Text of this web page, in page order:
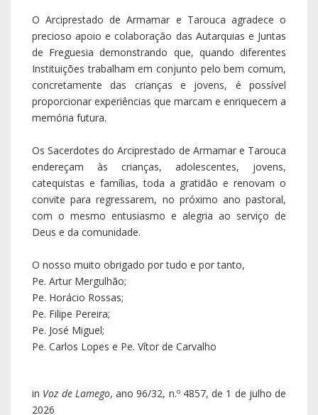
O Arciprestado de Armamar e Tarouca agradece o
precioso apoio e colaboração das Autarquias e Juntas
de Freguesia demonstrando que, quando diferentes
Instituições trabalham em conjunto pelo bem comum,
concretamente das crianças e jovens, é possível
proporcionar experiências que marcam e enriquecem a
memória futura.
Os Sacerdotes do Arciprestado de Armamar e Tarouca
endereçam às crianças, adolescentes, jovens,
catequistas e famílias, toda a gratidão e renovam o
convite para regressarem, no próximo ano pastoral,
com o mesmo entusiasmo e alegria ao serviço de
Deus e da comunidade.
O nosso muito obrigado por tudo e por tanto,
Pe. Artur Mergulhão;
Pe. Horácio Rossas;
Pe. Filipe Pereira;
Pe. José Miguel;
Pe. Carlos Lopes e Pe. Vítor de Carvalho
in Voz de Lamego, ano 96/32, n.º 4857, de 1 de julho de
2026